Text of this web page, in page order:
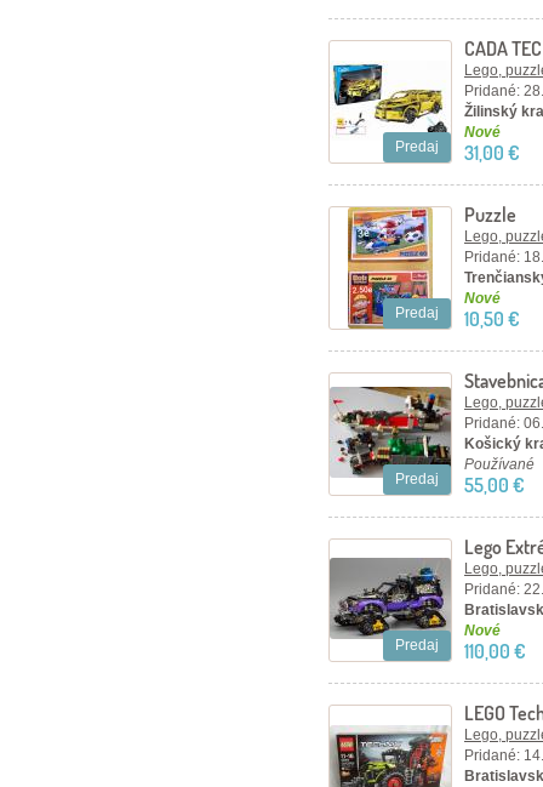
Predaj
CADA
kusov, žltý
Lego,
Pridané:
Žilinský
Nové
31,00 €
Predaj
Puzzle
Lego,
Pridané:
Nové
10,50 €
Predaj
Lego,
Pridané:
Košický
Používané
55,00 €
Predaj
Lego
Lego,
Pridané:
Nové
110,00 €
LEGO
TRAC VC
Lego,
Pridané: